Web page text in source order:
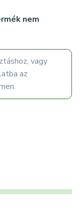
nem
vagy
az